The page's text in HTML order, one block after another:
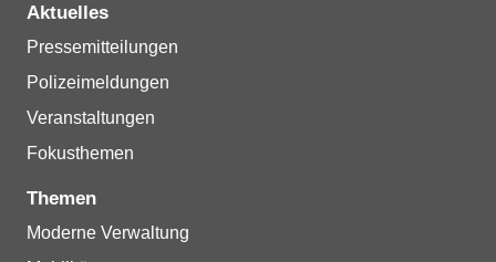
Aktuelles
Pressemitteilungen
Polizeimeldungen
Veranstaltungen
Fokusthemen
Themen
Moderne Verwaltung